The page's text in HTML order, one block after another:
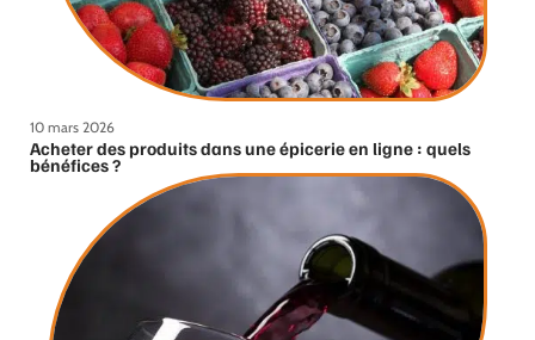
10 mars 2026
Acheter des produits dans une épicerie en ligne : quels
bénéfices ?